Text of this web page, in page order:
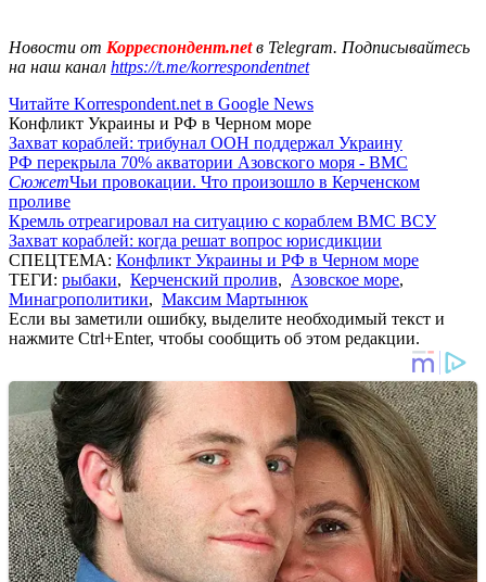
Новости от Корреспондент.netв Telegram. Подписывайтесь
на наш канал https://t.me/korrespondentnet
Читайте Korrespondent.net в Google News
Конфликт Украины и РФ в Черном море
Захват кораблей: трибунал ООН поддержал Украину
РФ перекрыла 70% акватории Азовского моря - ВМС
СюжетЧьи провокации. Что произошло в Керченском
проливе
Кремль отреагировал на ситуацию с кораблем ВМС ВСУ
Захват кораблей: когда решат вопрос юрисдикции
СПЕЦТЕМА: Конфликт Украины и РФ в Черном море
ТЕГИ: рыбаки, Керченский пролив, Азовское море,
Минагрополитики, Максим Мартынюк
Если вы заметили ошибку, выделите необходимый текст и
нажмите Ctrl+Enter, чтобы сообщить об этом редакции.